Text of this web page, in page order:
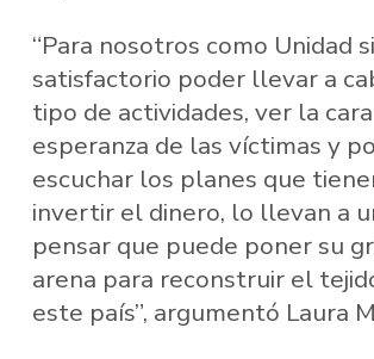
“Para nosotros como Unidad
satisfactorio poder llevar a
tipo de actividades, ver la
esperanza de las víctimas y
escuchar los planes que
invertir el dinero, lo llevan a
pensar que puede poner su
arena para reconstruir el
este país”, argumentó Laura